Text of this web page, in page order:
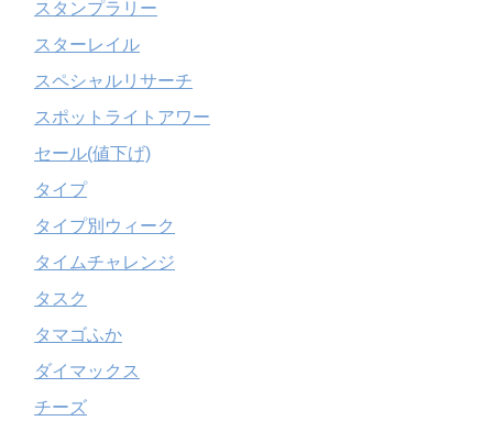
スタンプラリー
スターレイル
スペシャルリサーチ
スポットライトアワー
セール(値下げ)
タイプ
タイプ別ウィーク
タイムチャレンジ
タスク
タマゴふか
ダイマックス
チーズ